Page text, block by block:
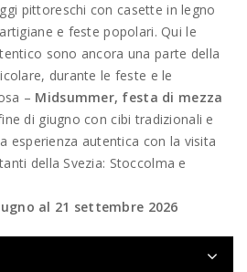
pittoreschi con casette in legno
e feste popolari. Qui le
sono ancora una parte della
durante le feste e le
– Midsummer, festa di mezza
di giugno con cibi tradizionali e
esperienza autentica con la visita
della Svezia: Stoccolma e
al 21 settembre 2026